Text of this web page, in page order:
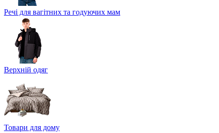
Речі для вагітних та годуючих мам
Верхній одяг
Товари для дому